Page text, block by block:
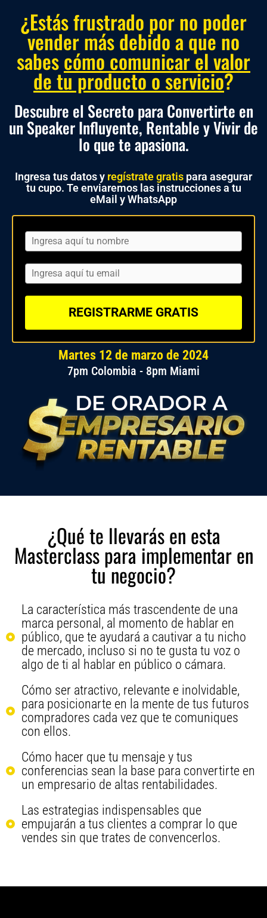
¿Estás frustrado por no poder
vender más debido a que no
sabescómo comunicar el valor
de tu producto o servicio?
Descubre el Secreto para Convertirte en
un Speaker Influyente, Rentable y Vivir de
lo que te apasiona.
Ingresa tus datos y regístrate gratis para asegurar
tu cupo. Te enviaremos las instrucciones a tu
eMail y WhatsApp
REGISTRARME GRATIS
Martes 12 de marzo de 2024
7pm Colombia - 8pm Miami
¿Qué te llevarás en esta
Masterclass para implementar en
tu negocio?
La característica más trascendente de una
marca personal, al momento de hablar en
público, que te ayudará a cautivar a tu nicho
de mercado, incluso si no te gusta tu voz o
algo de ti al hablar en público o cámara.
Cómo ser atractivo, relevante e inolvidable,
para posicionarte en la mente de tus futuros
compradores cada vez que te comuniques
con ellos.
Cómo hacer que tu mensaje y tus
conferencias sean la base para convertirte en
un empresario de altas rentabilidades.
Las estrategias indispensables que
empujarán a tus clientes a comprar lo que
vendes sin que trates de convencerlos.